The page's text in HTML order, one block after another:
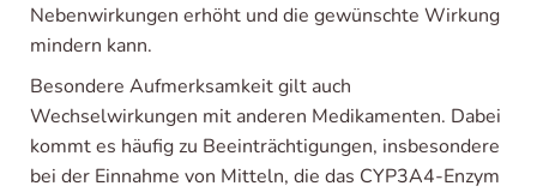
Nebenwirkungen erhöht und die gewünschte Wirkung
mindern kann.
Besondere Aufmerksamkeit gilt auch
Wechselwirkungen mit anderen Medikamenten. Dabei
kommt es häufig zu Beeinträchtigungen, insbesondere
bei der Einnahme von Mitteln, die das CYP3A4-Enzym